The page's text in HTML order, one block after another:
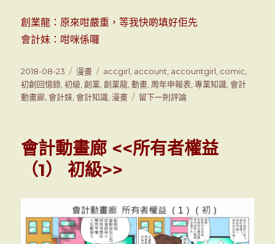
創業龍：原來咁嚴重，等我快啲填好佢先
會計妹：咁咪係囉
發
表
於
2018-08-23
分
類
漫畫
標
籤
accgirl account accountgirl comic
初創回憶錄 ,初級 ,創業 ,創業龍 ,動畫 周年申報表 ,專業知識 ,會計
動畫廊 ,會計妹 ,會計知識 ,漫畫 留下一則評論
畫
回
憶
錄」
<<
會計動畫廊 <<所有者權益
（1） 初級>>